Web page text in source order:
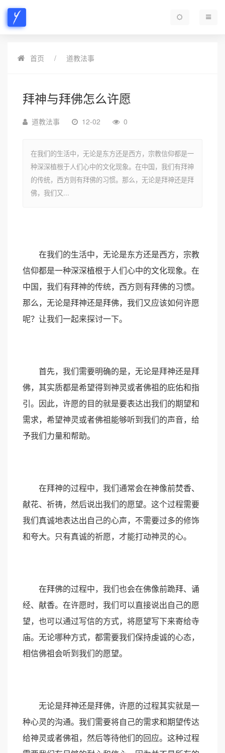
首页 道教法事
拜神与拜佛怎么许愿
道教法事 12-02 0
在我们的生活中，无论是东方还是西方，宗教信仰都是一
种深深植根于人们心中的文化现象。在中国，我们有拜神
的传统，西方则有拜佛的习惯。那么，无论是拜神还是拜
佛，我们又...
在我们的生活中，无论是东方还是西方，宗教
信仰都是一种深深植根于人们心中的文化现象。在
中国，我们有拜神的传统，西方则有拜佛的习惯。
那么，无论是拜神还是拜佛，我们又应该如何许愿
呢？让我们一起来探讨一下。
首先，我们需要明确的是，无论是拜神还是拜
佛，其实质都是希望得到神灵或者佛祖的庇佑和指
引。因此，许愿的目的就是要表达出我们的期望和
需求，希望神灵或者佛祖能够听到我们的声音，给
予我们力量和帮助。
在拜神的过程中，我们通常会在神像前焚香、
献花、祈祷，然后说出我们的愿望。这个过程需要
我们真诚地表达出自己的心声，不需要过多的修饰
和夸大。只有真诚的祈愿，才能打动神灵的心。
在拜佛的过程中，我们也会在佛像前跪拜、诵
经、献香。在许愿时，我们可以直接说出自己的愿
望，也可以通过写信的方式，将愿望写下来寄给寺
庙。无论哪种方式，都需要我们保持虔诚的心态，
相信佛祖会听到我们的愿望。
无论是拜神还是拜佛，许愿的过程其实就是一
种心灵的沟通。我们需要将自己的需求和期望传达
给神灵或者佛祖，然后等待他们的回应。这种过程